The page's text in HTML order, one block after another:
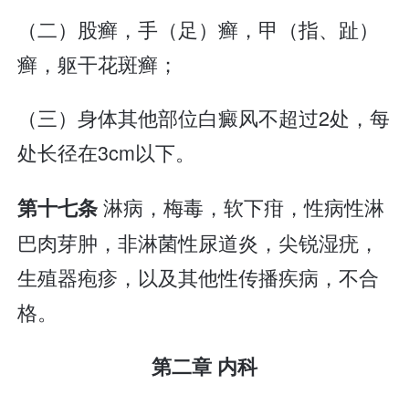
（二）股癣，手（足）癣，甲（指、趾）
癣，躯干花斑癣；
（三）身体其他部位白癜风不超过2处，每
处长径在3cm以下。
第十七条淋病，梅毒，软下疳，性病性淋
巴肉芽肿，非淋菌性尿道炎，尖锐湿疣，
生殖器疱疹，以及其他性传播疾病，不合
格。
第二章 内科